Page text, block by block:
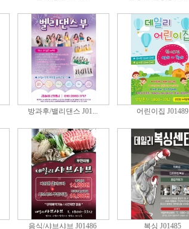
방과후/밸리댄스 J01... 어린이집 J01489
음식/샤브샤브 J01486 복싱 J01485